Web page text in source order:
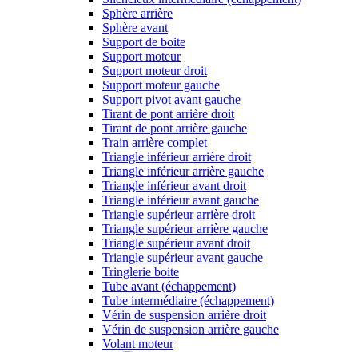
Sphère arrière
Sphère avant
Support de boite
Support moteur
Support moteur droit
Support moteur gauche
Support pivot avant gauche
Tirant de pont arrière droit
Tirant de pont arrière gauche
Train arrière complet
Triangle inférieur arrière droit
Triangle inférieur arrière gauche
Triangle inférieur avant droit
Triangle inférieur avant gauche
Triangle supérieur arrière droit
Triangle supérieur arrière gauche
Triangle supérieur avant droit
Triangle supérieur avant gauche
Tringlerie boite
Tube avant (échappement)
Tube intermédiaire (échappement)
Vérin de suspension arrière droit
Vérin de suspension arrière gauche
Volant moteur